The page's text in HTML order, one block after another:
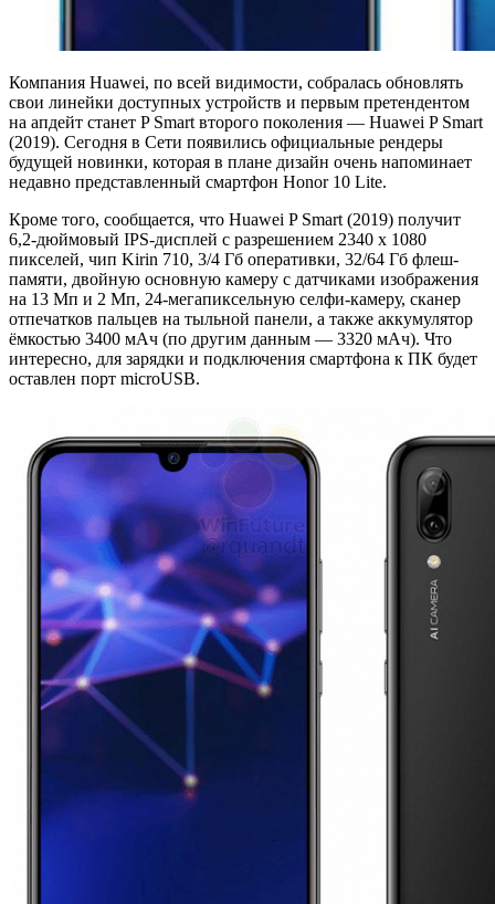
Компания Huawei, по всей видимости, собралась обновлять
свои линейки доступных устройств и первым претендентом
на апдейт станет P Smart второго поколения — Huawei P Smart
(2019). Сегодня в Сети появились официальные рендеры
будущей новинки, которая в плане дизайн очень напоминает
недавно представленный смартфон Honor 10 Lite.
Кроме того, сообщается, что Huawei P Smart (2019) получит
6,2-дюймовый IPS-дисплей с разрешением 2340 х 1080
пикселей, чип Kirin 710, 3/4 Гб оперативки, 32/64 Гб флеш-
памяти, двойную основную камеру с датчиками изображения
на 13 Мп и 2 Мп, 24-мегапиксельную селфи-камеру, сканер
отпечатков пальцев на тыльной панели, а также аккумулятор
ёмкостью 3400 мАч (по другим данным — 3320 мАч). Что
интересно, для зарядки и подключения смартфона к ПК будет
оставлен порт microUSB.